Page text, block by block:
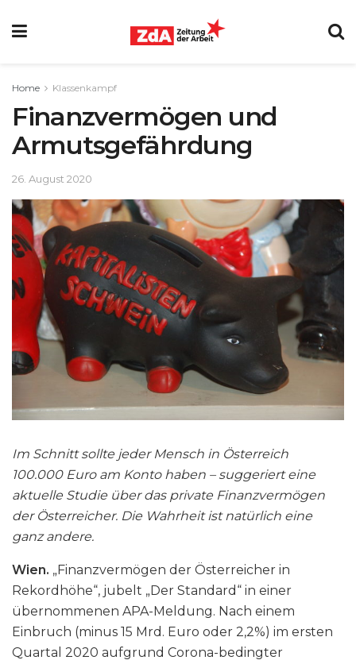
Home Klassenkampf
Finanzvermögen und
Armutsgefährdung
26. August 2020
Im Schnitt sollte jeder Mensch in Österreich
100.000 Euro am Konto haben – suggeriert eine
aktuelle Studie über das private Finanzvermögen
der Österreicher. Die Wahrheit ist natürlich eine
ganz andere.
Wien. „Finanzvermögen der Österreicher in
Rekordhöhe“, jubelt „Der Standard“ in einer
übernommenen APA-Meldung. Nach einem
Einbruch (minus 15 Mrd. Euro oder 2,2%) im ersten
Quartal 2020 aufgrund Corona-bedingter